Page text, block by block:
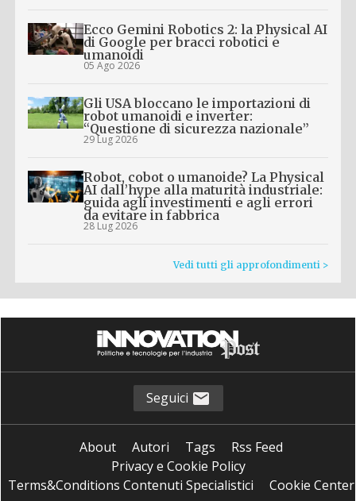
Ecco Gemini Robotics 2: la Physical AI
di Google per bracci robotici e
umanoidi
05 Ago 2026
Gli USA bloccano le importazioni di
robot umanoidi e inverter:
“Questione di sicurezza nazionale”
29 Lug 2026
Robot, cobot o umanoide? La Physical
AI dall’hype alla maturità industriale:
guida agli investimenti e agli errori
da evitare in fabbrica
28 Lug 2026
Vedi tutti gli approfondimenti >
Seguici
About Autori Tags
Rss Feed
Privacy e Cookie Policy
Terms&Conditions Contenuti Specialistici
Cookie Center